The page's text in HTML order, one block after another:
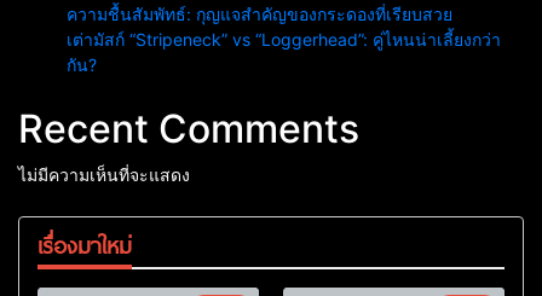
ความชื้นสัมพัทธ์: กุญแจสำคัญของกระดองที่เรียบสวย
เต่ามัสก์ “Stripeneck” vs “Loggerhead”: คู่ไหนน่าเลี้ยงกว่า
กัน?
Recent Comments
ไม่มีความเห็นที่จะแสดง
เรื่องมาใหม่